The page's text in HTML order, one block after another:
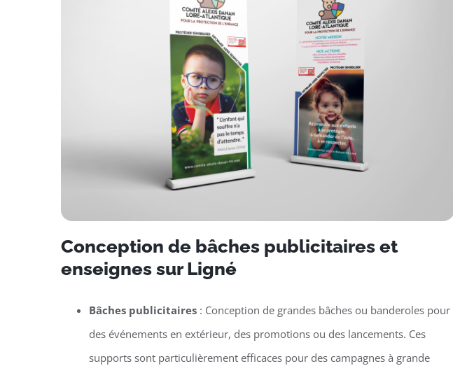
Conception de bâches publicitaires et
enseignes sur Ligné
Bâches publicitaires: Conception de grandes bâches ou banderoles pour
des événements en extérieur, des promotions ou des lancements. Ces
supports sont particulièrement efficaces pour des campagnes à grande